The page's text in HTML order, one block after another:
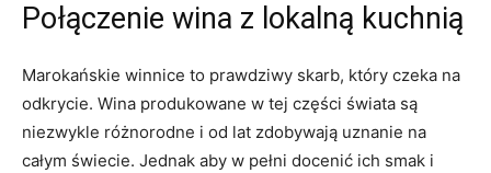
Połączenie wina ‍z lokalną‌ kuchnią
Marokańskie winnice to prawdziwy skarb, który czeka na
odkrycie. Wina produkowane w tej części świata są
niezwykle różnorodne​ i od lat zdobywają uznanie na
całym świecie. Jednak aby ‌w pełni docenić ‌ich smak i